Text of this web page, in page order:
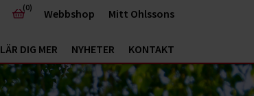
LÄR DIG MER NYHETER KONTAKT
(0) Webbshop Mitt Ohlssons